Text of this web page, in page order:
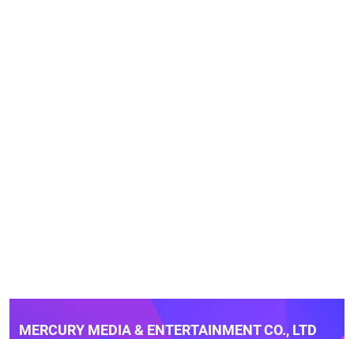
MERCURY MEDIA & ENTERTAINMENT CO., LTD